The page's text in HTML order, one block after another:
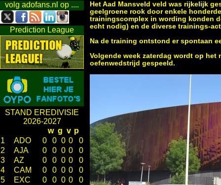
volg adofans.nl op ....
Prediction League
STAND EREDIVISIE
2026-2027
w g v p
1
ADO 0 0 0 0
0
2
AJA 0 0 0 0
0
3
AZ 0 0 0 0
0
4
CAM 0 0 0 0
0
5
EXC 0 0 0 0
0
Het Aad Mansveld veld was rijkelijk
geelgroene rook door enkele
trainingscomplex in wording konden
echt nodig) en de diverse trainings-
Na de training ontstond er spontaan
Volgende week zaterdag wordt op het
oefenwedstrijd gespeeld.